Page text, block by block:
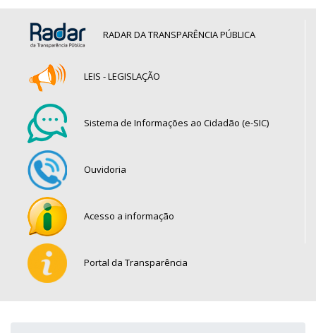
RADAR DA TRANSPARÊNCIA PÚBLICA
LEIS - LEGISLAÇÃO
Sistema de Informações ao Cidadão (e-SIC)
Ouvidoria
Acesso a informação
Portal da Transparência